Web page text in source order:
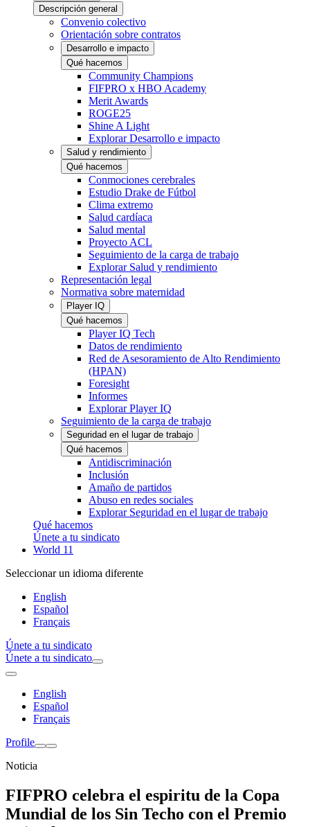
Descripción general
Convenio colectivo
Orientación sobre contratos
Desarrollo e impacto
Qué hacemos
Community Champions
FIFPRO x HBO Academy
Merit Awards
ROGE25
Shine A Light
Explorar Desarrollo e impacto
Salud y rendimiento
Qué hacemos
Conmociones cerebrales
Estudio Drake de Fútbol
Clima extremo
Salud cardíaca
Salud mental
Proyecto ACL
Seguimiento de la carga de trabajo
Explorar Salud y rendimiento
Representación legal
Normativa sobre maternidad
Player IQ
Qué hacemos
Player IQ Tech
Datos de rendimiento
Red de Asesoramiento de Alto Rendimiento
(HPAN)
Foresight
Informes
Explorar Player IQ
Seguimiento de la carga de trabajo
Seguridad en el lugar de trabajo
Qué hacemos
Antidiscriminación
Inclusión
Amaño de partidos
Abuso en redes sociales
Explorar Seguridad en el lugar de trabajo
Qué hacemos
Únete a tu sindicato
World 11
Seleccionar un idioma diferente
English
Español
Français
Únete a tu sindicato
Únete a tu sindicato
English
Español
Français
Profile
Noticia
FIFPRO celebra el espiritu de la Copa
Mundial de los Sin Techo con el Premio